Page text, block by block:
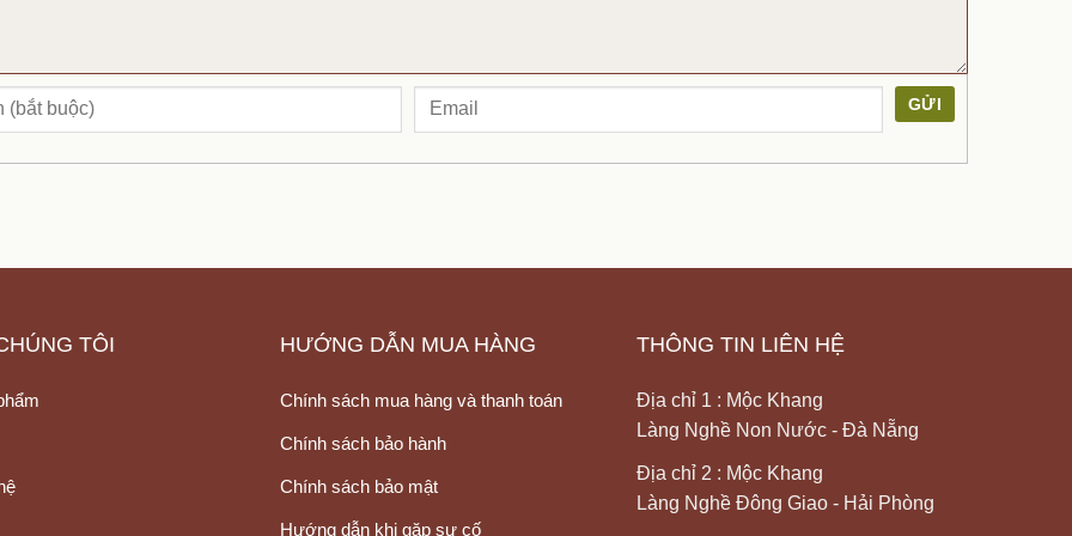
GỬI
TÔI HƯỚNG DẪN MUA HÀNG
Chính sách mua hàng và thanh toán
Chính sách bảo hành
Chính sách bảo mật
Hướng dẫn khi gặp sự cố
THÔNG TIN LIÊN HỆ
Địa chỉ 1 : Mộc Khang
Làng Nghề Non Nước - Đà Nẵng
Địa chỉ 2 : Mộc Khang
Làng Nghề Đông Giao - Hải Phòng